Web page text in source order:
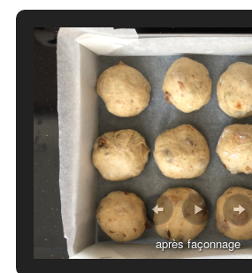
après façonnage